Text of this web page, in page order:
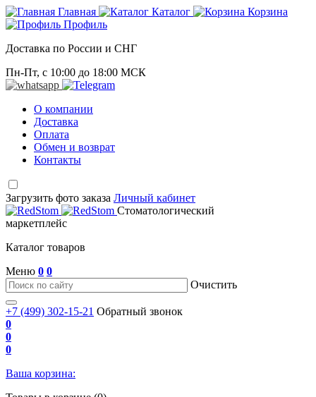
Главная Каталог
Корзина
Профиль
Доставка по России и СНГ
Пн-Пт, с 10:00 до 18:00 МСК
О компании
Доставка
Оплата
Обмен и возврат
Контакты
Загрузить фото заказа Личный кабинет
Стоматологический
маркетплейс
Каталог товаров
Меню 0 0
Очистить
+7 (499) 302-15-21 Обратный звонок
0
0
0
Ваша корзина: